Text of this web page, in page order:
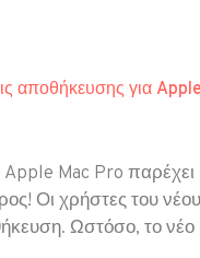
αποθήκευσης για
Apple Mac Pro
Οι χρήστες του
Ωστόσο, το